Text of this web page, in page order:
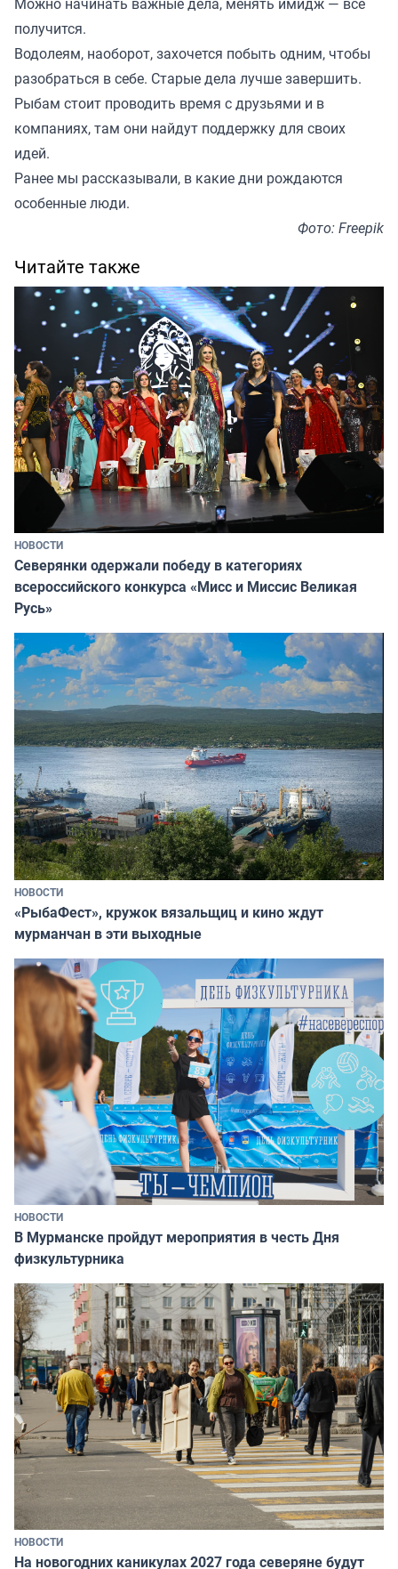
получится.
Водолеям, наоборот, захочется побыть одним, чтобы
разобраться в себе. Старые дела лучше завершить.
Рыбам стоит проводить время с друзьями и в
компаниях, там они найдут поддержку для своих
идей.
Ранее мы рассказывали, в какие дни рождаются
особенные люди.
Фото: Freepik
Читайте также
НОВОСТИ
Северянки одержали победу в категориях
всероссийского конкурса «Мисс и Миссис Великая
Русь»
НОВОСТИ
«РыбаФест», кружок вязальщиц и кино ждут
мурманчан в эти выходные
НОВОСТИ
В Мурманске пройдут мероприятия в честь Дня
физкультурника
НОВОСТИ
На новогодних каникулах 2027 года северяне будут